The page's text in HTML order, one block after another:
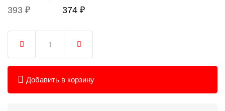
393 ₽ 374 ₽
Добавить в корзину